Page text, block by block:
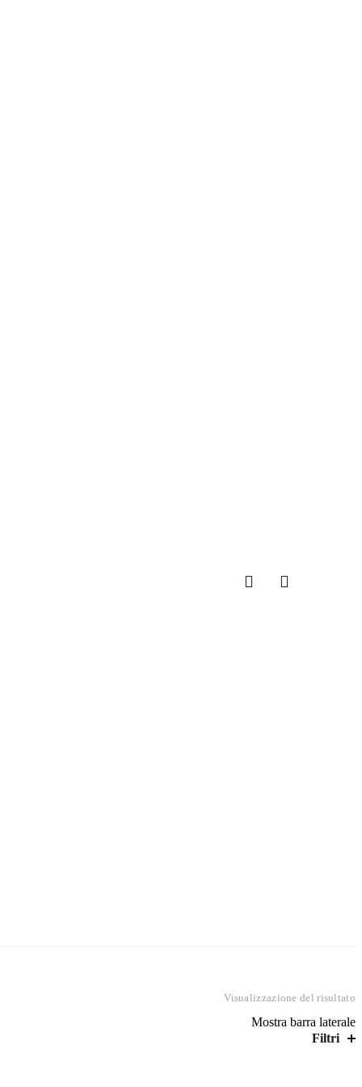
Visualizzazione del risultato
Mostra barra laterale
Filtri